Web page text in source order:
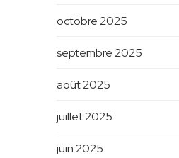
octobre 2025
septembre 2025
août 2025
juillet 2025
juin 2025